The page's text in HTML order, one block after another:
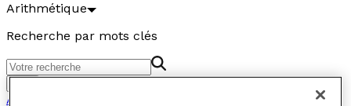
Arithmétique
Recherche par mots clés
Arithmétique